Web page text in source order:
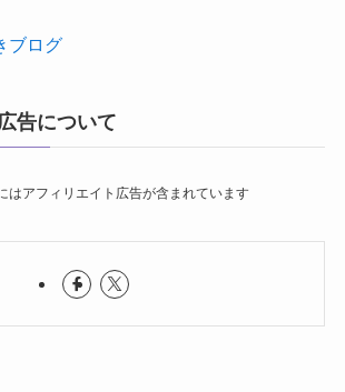
ブログ
告について
はアフィリエイト広告が含まれています